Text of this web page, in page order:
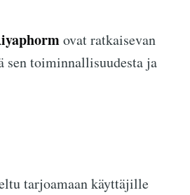
ovat ratkaisevan
sen toiminnallisuudesta ja
tarjoamaan käyttäjille